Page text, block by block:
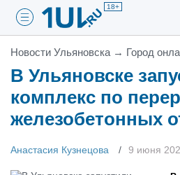
18+
Новости Ульяновска → Город
В Ульяновске
комплекс по
железобетонных
Анастасия Кузнецова 9 июня